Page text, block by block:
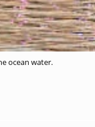
ocean water.